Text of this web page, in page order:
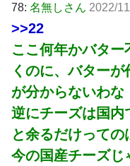
78: 名無しさん 2022/
>>22
ここ何年かバター
くのに、バター
が分からないわな
逆にチーズは国内
と余るだけっての
今の国産チーズじ